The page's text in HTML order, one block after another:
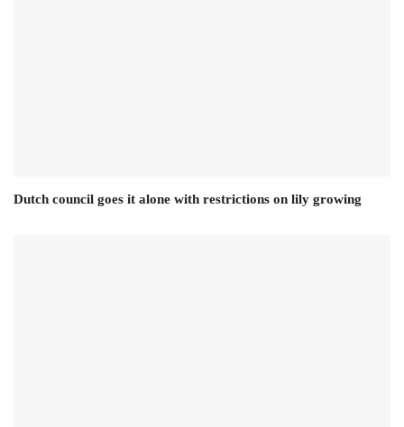
Dutch council goes it alone with restrictions on lily growing